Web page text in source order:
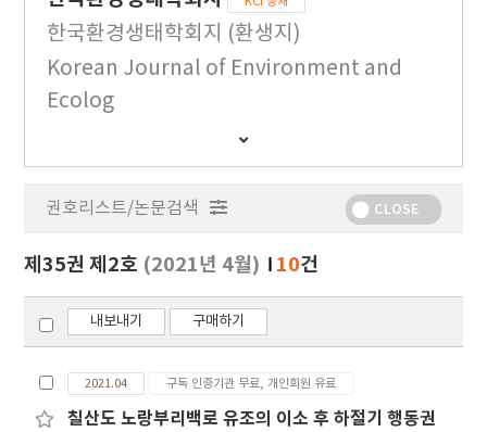
한국환경생태학회지 (환생지)
Korean Journal of Environment and
Ecolog
간
행
보
기
권호리스트/논문검색 CLOSE
제35권 제2호 (2021년 4월) 10건
내보내기 구매하기
2021.04 구독 인증기관 무료, 개인회원 유료
칠산도 노랑부리백로 유조의 이소 후 하절기 행동권